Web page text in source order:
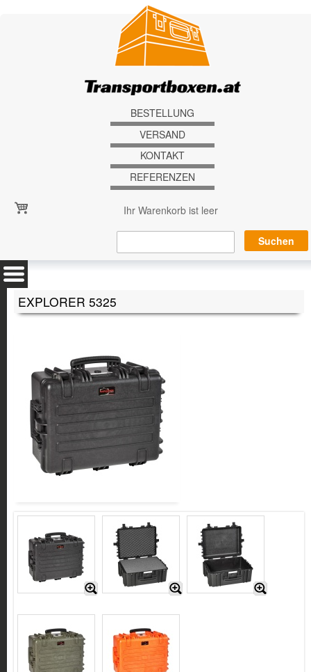
BESTELLUNG
VERSAND
KONTAKT
REFERENZEN
Ihr Warenkorb ist leer
EXPLORER 5325